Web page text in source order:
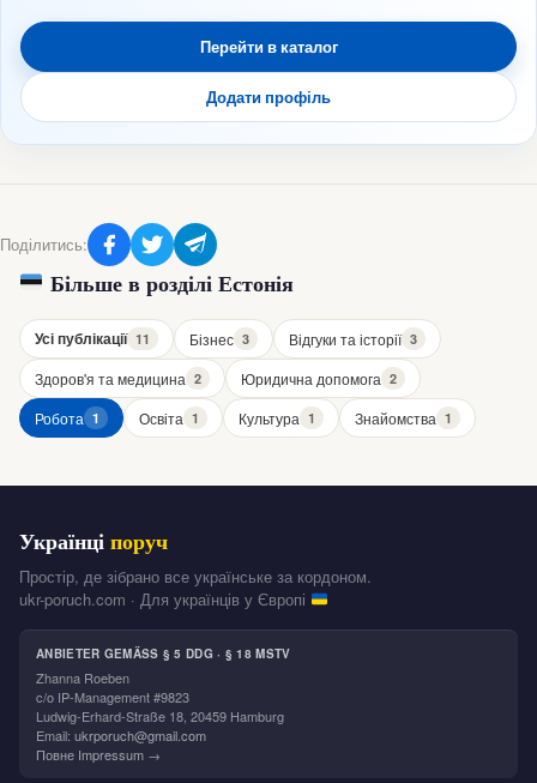
Перейти в каталог
Додати профіль
Поділитись:
Більше в розділі Естонія
Усі публікації 11 Бізнес 3 Відгуки та історії 3
Здоров'я та медицина 2 Юридична допомога 2
Робота 1 Освіта 1 Культура 1 Знайомства 1
Українціпоруч
Простір, де зібрано все українське за кордоном.
ukr-poruch.com · Для українців у Європі
ANBIETER GEMÄSS § 5 DDG · § 18 MSTV
Zhanna Roeben
c/o IP-Management #9823
Ludwig-Erhard-Straße 18, 20459 Hamburg
Email: ukrporuch@gmail.com
Повне Impressum →